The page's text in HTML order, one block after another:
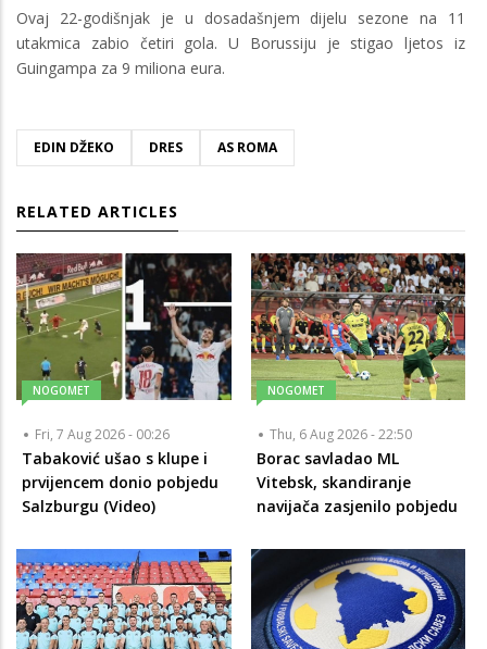
Ovaj 22-godišnjak je u dosadašnjem dijelu sezone na 11
utakmica zabio četiri gola. U Borussiju je stigao ljetos iz
Guingampa za 9 miliona eura.
EDIN DŽEKO DRES AS ROMA
RELATED ARTICLES
NOGOMET
Fri, 7 Aug 2026 - 00:26
Tabaković ušao s klupe i
prvijencem donio pobjedu
Salzburgu (Video)
NOGOMET
Thu, 6 Aug 2026 - 22:50
Borac savladao ML
Vitebsk, skandiranje
navijača zasjenilo pobjedu